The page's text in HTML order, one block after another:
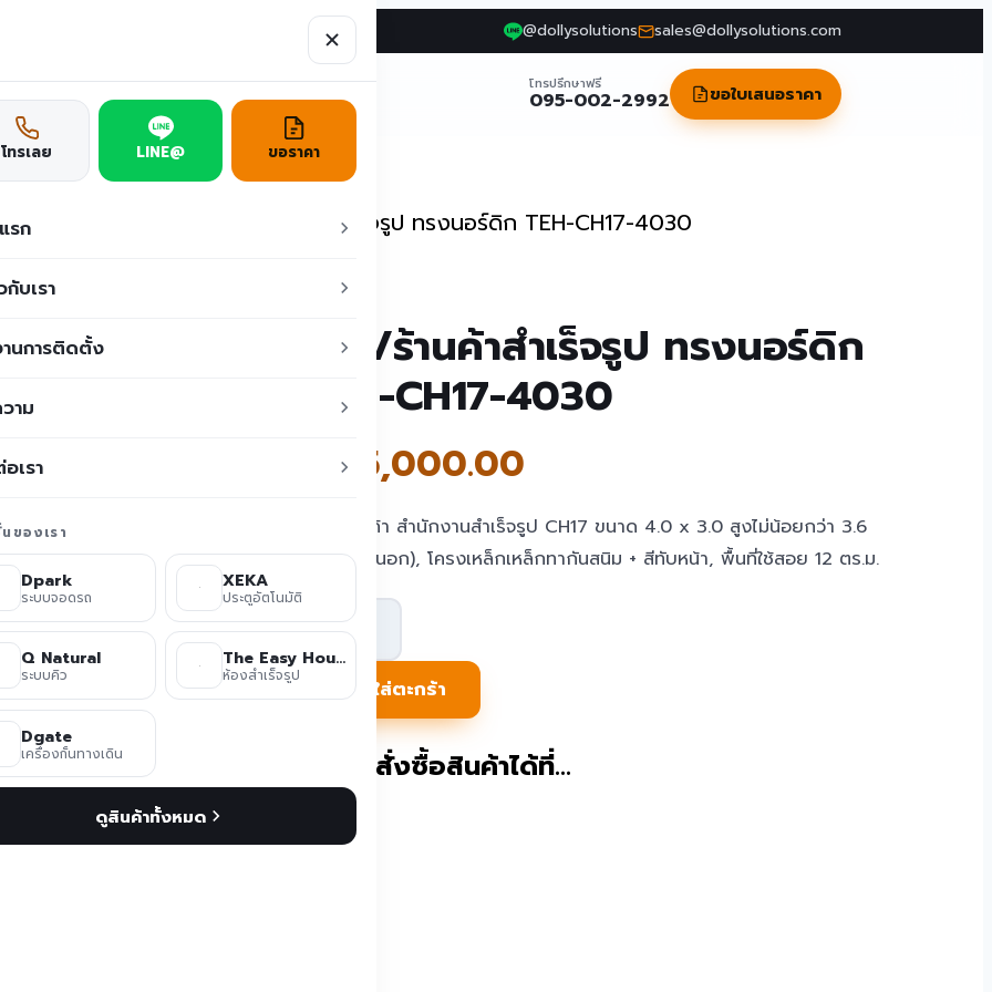
@dollysolutions sales@dollysolutions.com
ชั่น ผลงาน บทความ ติดต่อเรา โทรปรึกษาฟรี
095-002-2992 ขอใบเสนอราคา
โทรเลย LINE@ ขอราคา
รก
กับเรา
นการติดตั้ง
าม
เรา
ของเรา
Dpark
ระบบจอดรถ
XEKA
ประตูอัตโนมัติ
Q Natural
ระบบคิว
The Easy House
ห้องสำเร็จรูป
Dgate
เครื่องกั้นทางเดิน
ดูสินค้าทั้งหมด
บ้าน/ร้านค้าสำเร็จรูป บ้าน/ร้านค้าสำเร็จรูป ทรงนอร์ดิก TEH-CH17-4030
บ้าน/ร้านค้าสำเร็จรูป ทรงนอร์ดิก
TEH-CH17-4030
185,000.00
บ้าน ร้านค้า สำนักงานสำเร็จรูป CH17 ขนาด 4.0 x 3.0 สูงไม่น้อยกว่า 3.6
เมตร (วัดนอก), โครงเหล็กเหล็กทากันสนิม + สีทับหน้า, พื้นที่ใช้สอย 12 ตร.ม.
จำนวน
บ้าน/
สำเร็จรูป
ทรง
หยิบใส่ตะกร้า
ติดต่อสั่งซื้อสินค้าได้ที่…